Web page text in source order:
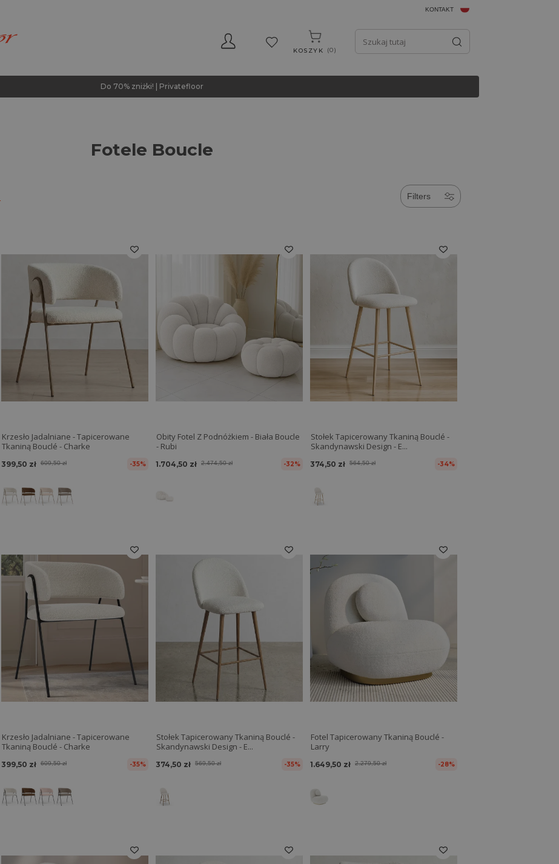
KONTAKT
KOSZYK 0
Do 70% zniżki! | Privatefloor
Fotele Boucle
Filters
Krzesło Jadalniane - Tapicerowane
Tkaniną Bouclé - Charke
399,50 zł 609,50 zł -35%
Obity Fotel Z Podnóżkiem - Biała Boucle
- Rubi
1.704,50 zł 2.474,50 zł -32%
Stołek Tapicerowany Tkaniną Bouclé -
Skandynawski Design - E...
374,50 zł 564,50 zł -34%
Krzesło Jadalniane - Tapicerowane
Tkaniną Bouclé - Charke
399,50 zł 609,50 zł -35%
Stołek Tapicerowany Tkaniną Bouclé -
Skandynawski Design - E...
374,50 zł 569,50 zł -35%
Fotel Tapicerowany Tkaniną Bouclé -
Larry
1.649,50 zł 2.279,50 zł -28%